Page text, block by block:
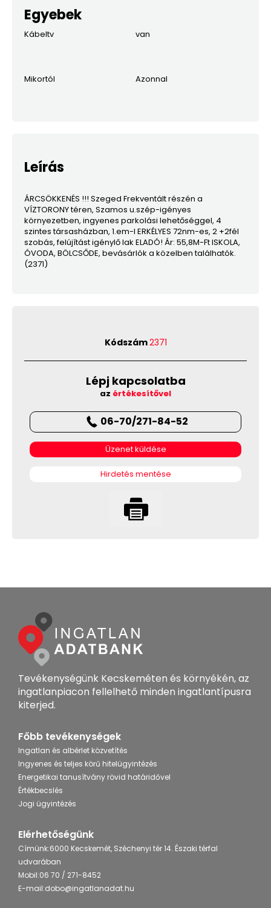
Egyebek
Kábeltv van
Mikortól Azonnal
Leírás
ÁRCSÖKKENÉS !!! Szeged Frekventált részén a
VÍZTORONY téren, Szamos u.szép-igényes
környezetben, ingyenes parkolási lehetőséggel, 4
szintes társasházban, 1.em-I ERKÉLYES 72nm-es, 2 +2fél
szobás, felújítást igénylő lak ELADÓ! Ár: 55,8M-Ft ISKOLA,
ÓVODA, BÖLCSŐDE, bevásárlók a közelben találhatók.
(2371)
Kódszám2371
Lépj kapcsolatba
az értékesítővel
06-70/271-84-52
Üzenet küldése
Hirdetés mentése
Tevékenységünk Kecskeméten és környékén, az
ingatlanpiacon fellelhető minden ingatlantípusra
kiterjed.
Főbb tevékenységek
Ingatlan és albérlet közvetítés
Ingyenes és teljes körű hitelügyintézés
Energetikai tanusítvány rövid határidővel
Értékbecslés
Jogi ügyintézés
Elérhetőségünk
Címünk:6000 Kecskemét, Széchenyi tér 14. Északi térfal
udvarában
Mobil:06 70 / 271-8452
E-mail:dobo@ingatlanadat.hu